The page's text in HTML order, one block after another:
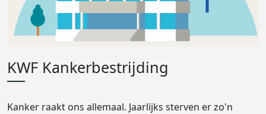
KWF Kankerbestrijding
Kanker raakt ons allemaal. Jaarlijks sterven er zo'n